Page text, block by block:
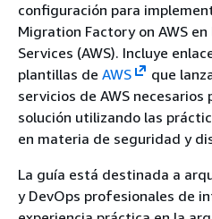
configuración para
Migration Factory on AWS
Services (AWS). Incluye
plantillas de AWS
que
servicios de AWS
solución utilizando las
en materia de seguridad y
La guía está destinada a
y DevOps profesionales de